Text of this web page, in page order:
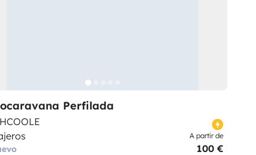
Perfilada
A partir de
100 €